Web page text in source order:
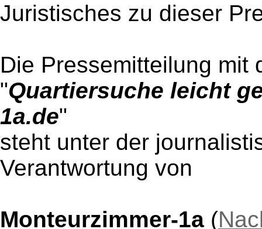
Juristisches zu dieser
Die Pressemitteilung mit
"Quartiersuche leicht
1a.de"
steht unter der
Verantwortung von
Monteurzimmer-1a (